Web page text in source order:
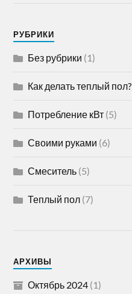
РУБРИКИ
Без рубрики (1)
Как делать теплый пол?
Потребление кВт (5)
Своими руками (6)
Смеситель (5)
Теплый пол (7)
АРХИВЫ
Октябрь 2024 (1)